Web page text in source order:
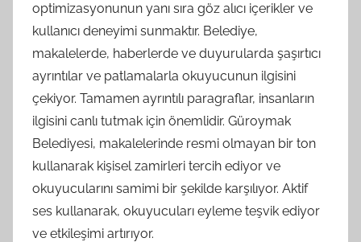
optimizasyonunun yanı sıra göz alıcı içerikler ve
kullanıcı deneyimi sunmaktır. Belediye,
makalelerde, haberlerde ve duyurularda şaşırtıcı
ayrıntılar ve patlamalarla okuyucunun ilgisini
çekiyor. Tamamen ayrıntılı paragraflar, insanların
ilgisini canlı tutmak için önemlidir. Güroymak
Belediyesi, makalelerinde resmi olmayan bir ton
kullanarak kişisel zamirleri tercih ediyor ve
okuyucularını samimi bir şekilde karşılıyor. Aktif
ses kullanarak, okuyucuları eyleme teşvik ediyor
ve etkileşimi artırıyor.